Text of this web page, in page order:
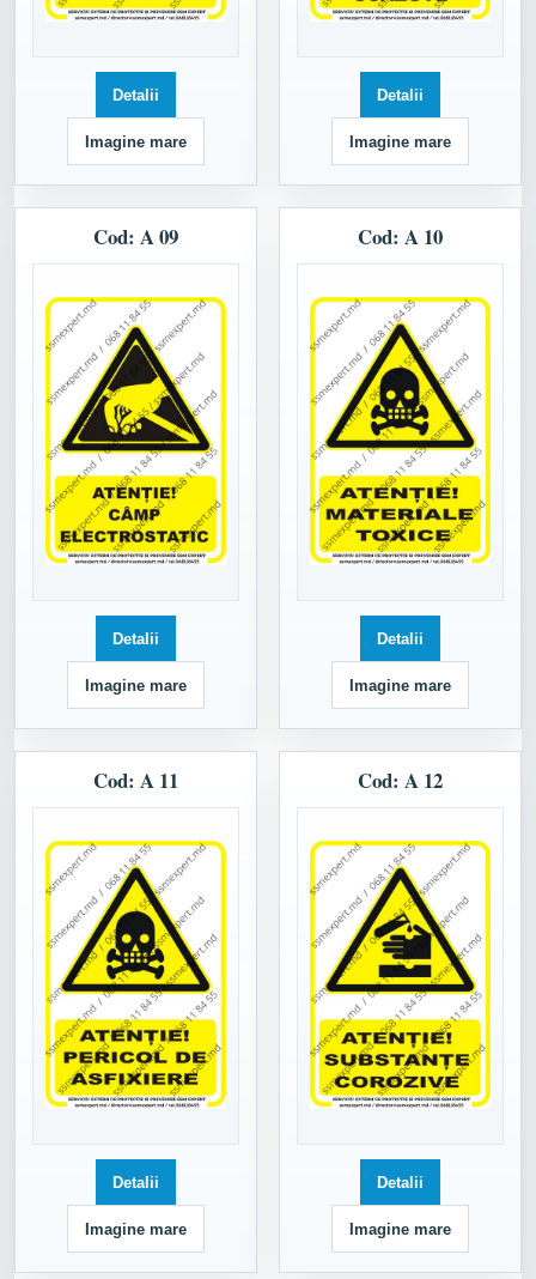
Detalii
Imagine mare
Detalii
Imagine mare
Cod: A 09
Detalii
Imagine mare
Cod: A 10
Detalii
Imagine mare
Cod: A 11
Detalii
Imagine mare
Cod: A 12
Detalii
Imagine mare